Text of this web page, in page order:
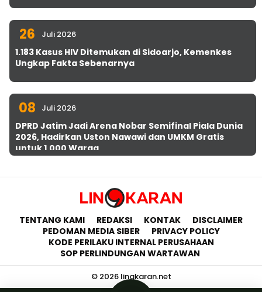
26 Juli 2026
1.183 Kasus HIV Ditemukan di Sidoarjo, Kemenkes
Ungkap Fakta Sebenarnya
08 Juli 2026
DPRD Jatim Jadi Arena Nobar Semifinal Piala Dunia
2026, Hadirkan Uston Nawawi dan UMKM Gratis
untuk 1.000 Warga
TENTANG KAMI REDAKSI KONTAK
DISCLAIMER
PEDOMAN MEDIA SIBER
PRIVACY POLICY
KODE PERILAKU INTERNAL PERUSAHAAN
SOP PERLINDUNGAN WARTAWAN
© 2026 lingkaran.net